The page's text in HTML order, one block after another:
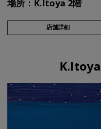
場所：K.Itoya 2階
店舗詳細